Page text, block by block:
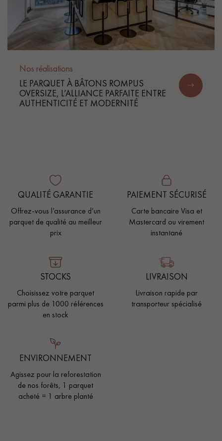
Nos réalisations
LE PARQUET À BÂTONS ROMPUS
OVERSIZE, L’ALLIANCE PARFAITE ENTRE
AUTHENTICITÉ ET MODERNITÉ
QUALITÉ GARANTIE
Offrez-vous l’assurance d’un
parquet de qualité au meilleur
prix
PAIEMENT SÉCURISÉ
Carte bancaire Visa et
Mastercard ou virement
instantané
STOCKS
Choisissez votre parquet
parmi plus de 1000 références
en stock
LIVRAISON
Livraison rapide par
transporteur spécialisé
ENVIRONNEMENT
Agissez pour la reforestation
de nos forêts, 1 parquet
acheté = 1 arbre planté